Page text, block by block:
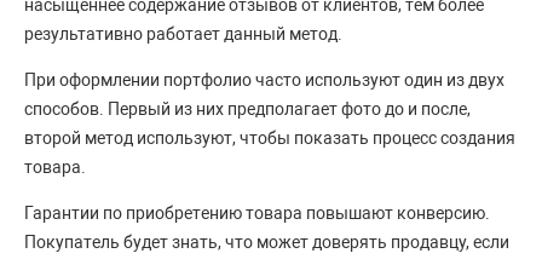
насыщеннее содержание отзывов от клиентов, тем более
результативно работает данный метод.
При оформлении портфолио часто используют один из двух
способов. Первый из них предполагает фото до и после,
второй метод используют, чтобы показать процесс создания
товара.
Гарантии по приобретению товара повышают конверсию.
Покупатель будет знать, что может доверять продавцу, если